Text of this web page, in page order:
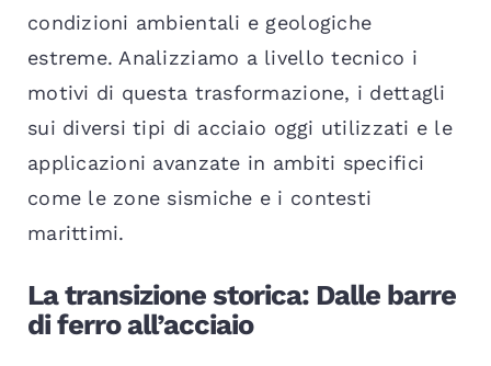
condizioni ambientali e geologiche
estreme. Analizziamo a livello tecnico i
motivi di questa trasformazione, i dettagli
sui diversi tipi di acciaio oggi utilizzati e le
applicazioni avanzate in ambiti specifici
come le zone sismiche e i contesti
marittimi.
La transizione storica: Dalle barre
di ferro all’acciaio